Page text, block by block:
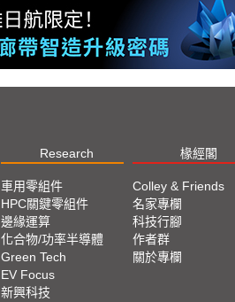
Research 椽經閣
車用零組件
HPC關鍵零組件
邊緣運算
化合物/功率半導體
Green Tech
EV Focus
新興科技
Colley & Friends
名家專欄
科技行腳
作者群
關於專欄